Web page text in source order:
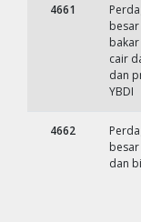
4661
cair
dan
YBDI
4662
dan